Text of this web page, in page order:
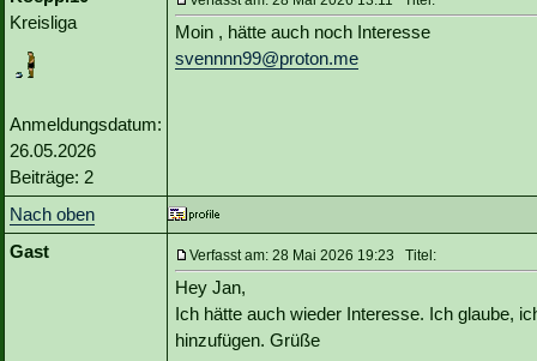
Kreisliga
Anmeldungsdatum:
26.05.2026
Beiträge: 2
Moin , hätte auch noch Interesse
svennnn99@proton.me
Nach oben
Gast
Verfasst am: 28 Mai 2026 19:23 Titel:
Hey Jan,
Ich hätte auch wieder Interesse. Ich glaube,
hinzufügen. Grüße